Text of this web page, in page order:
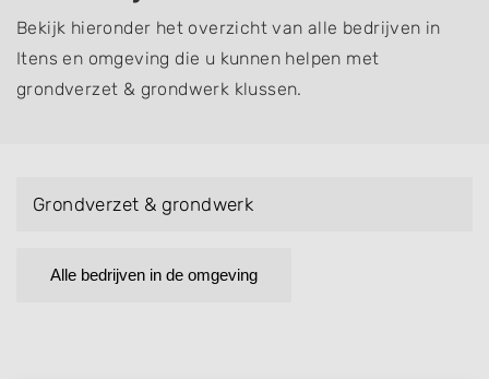
Bekijk hieronder het overzicht van alle bedrijven in
Itens en omgeving die u kunnen helpen met
grondverzet & grondwerk klussen.
Grondverzet & grondwerk
Alle bedrijven in de omgeving